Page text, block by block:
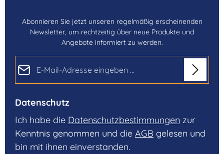
Abonnieren Sie jetzt unseren regelmäßig erscheinenden
Newsletter, um rechtzeitig über neue Produkte und
Angebote informiert zu werden.
Datenschutz
Ich habe die Datenschutzbestimmungen zur
Kenntnis genommen und die AGB gelesen und
bin mit ihnen einverstanden.